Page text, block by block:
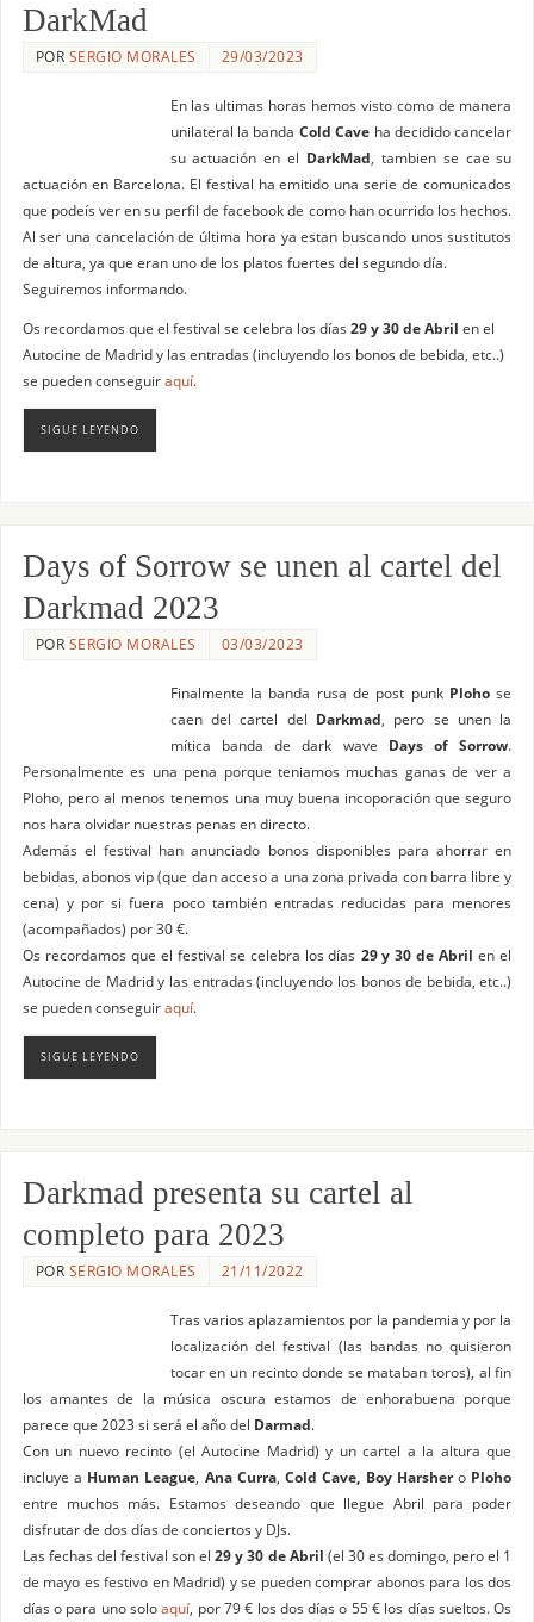
DarkMad
POR SERGIO MORALES 29/03/2023
En las ultimas horas hemos visto como de manera
unilateral la banda Cold Cave ha decidido cancelar
su actuación en el DarkMad , tambien se cae su
actuación en Barcelona. El festival ha emitido una serie de comunicados
que podeís ver en su perfil de facebook de como han ocurrido los hechos.
Al ser una cancelación de última hora ya estan buscando unos sustitutos
de altura, ya que eran uno de los platos fuertes del segundo día.
Seguiremos informando.
Os recordamos que el festival se celebra los días 29 y 30 de Abril en el
Autocine de Madrid y las entradas (incluyendo los bonos de bebida, etc..)
se pueden conseguiraquí.
SIGUE LEYENDO
Days of Sorrow se unen al cartel del
Darkmad 2023
POR SERGIO MORALES 03/03/2023
Finalmente la banda rusa de post punk Ploho se
caen del cartel del Darkmad, pero se unen la
mítica banda de dark wave Days of Sorrow.
Personalmente es una pena porque teniamos muchas ganas de ver a
Ploho, pero al menos tenemos una muy buena incoporación que seguro
nos hara olvidar nuestras penas en directo.
Además el festival han anunciado bonos disponibles para ahorrar en
bebidas, abonos vip (que dan acceso a una zona privada con barra libre y
cena) y por si fuera poco también entradas reducidas para menores
(acompañados) por 30 €.
Os recordamos que el festival se celebra los días 29 y 30 de Abril en el
Autocine de Madrid y las entradas (incluyendo los bonos de bebida, etc..)
se pueden conseguiraquí.
SIGUE LEYENDO
Darkmad presenta su cartel al
completo para 2023
POR SERGIO MORALES 21/11/2022
Tras varios aplazamientos por la pandemia y por la
localización del festival (las bandas no quisieron
tocar en un recinto donde se mataban toros), al fin
los amantes de la música oscura estamos de enhorabuena porque
parece que 2023 si será el año del Darmad.
Con un nuevo recinto (el Autocine Madrid) y un cartel a la altura que
incluye a Human League, Ana Curra,Cold Cave, Boy Harshero Ploho
entre muchos más. Estamos deseando que llegue Abril para poder
disfrutar de dos días de conciertos y DJs.
Las fechas del festival son el29 y 30 de Abril (el 30 es domingo, pero el 1
de mayo es festivo en Madrid) y se pueden comprar abonos para los dos
días o para uno soloaquí, por 79 € los dos días o 55 € los días sueltos. Os